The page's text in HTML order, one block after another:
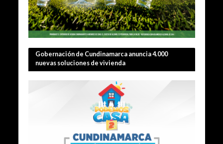
Gobernación de Cundinamarca anuncia 4.000
nuevas soluciones de vivienda